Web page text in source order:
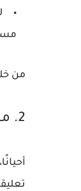
من
2. منشورات الأسئلة المفتوحة: للتعمق أكثر